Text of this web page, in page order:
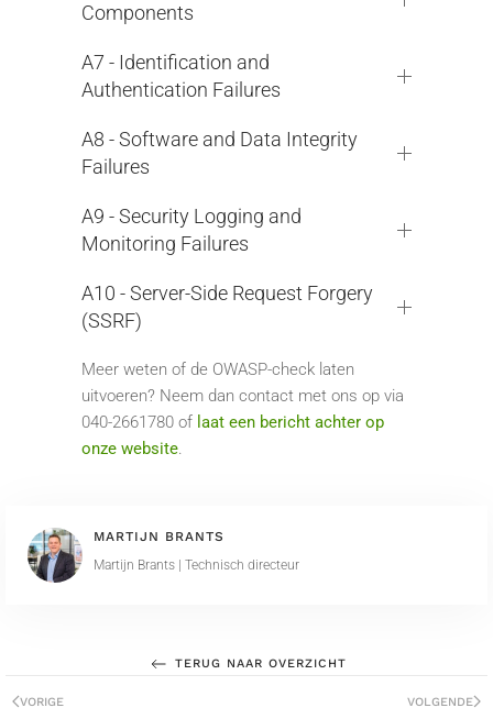
Components
A7 - Identification and
Authentication Failures
A8 - Software and Data Integrity
Failures
A9 - Security Logging and
Monitoring Failures
A10 - Server-Side Request Forgery
(SSRF)
Meer weten of de OWASP-check laten
uitvoeren? Neem dan contact met ons op via
040-2661780 of laat een bericht achter op
onze website.
MARTIJN BRANTS
Martijn Brants | Technisch directeur
TERUG NAAR OVERZICHT
VORIGE VOLGENDE